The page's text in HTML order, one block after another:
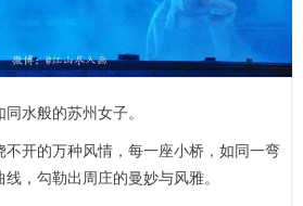
水般的苏州女子。
不开的万种风情，每一座小桥，如同一弯
，勾勒出周庄的曼妙与风雅。